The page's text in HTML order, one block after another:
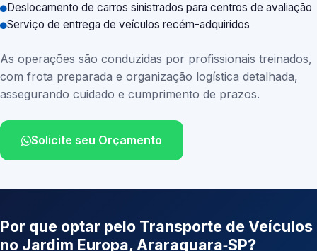
Deslocamento de carros sinistrados para centros de avaliação
Serviço de entrega de veículos recém-adquiridos
As operações são conduzidas por profissionais treinados,
com frota preparada e organização logística detalhada,
assegurando cuidado e cumprimento de prazos.
Solicite seu Orçamento
Por que optar pelo Transporte de Veículos
no Jardim Europa, Araraquara‑SP?